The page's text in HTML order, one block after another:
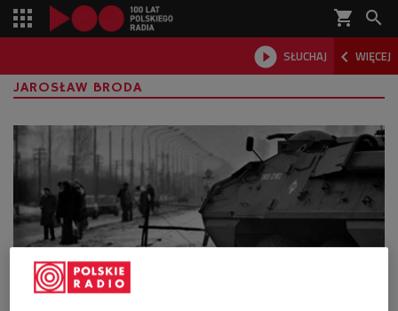
shopping_cart 
 SŁUCHAJ  WIĘCEJ

JAROSŁAW BRODA